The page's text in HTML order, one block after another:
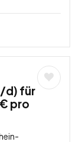
d) für
pro